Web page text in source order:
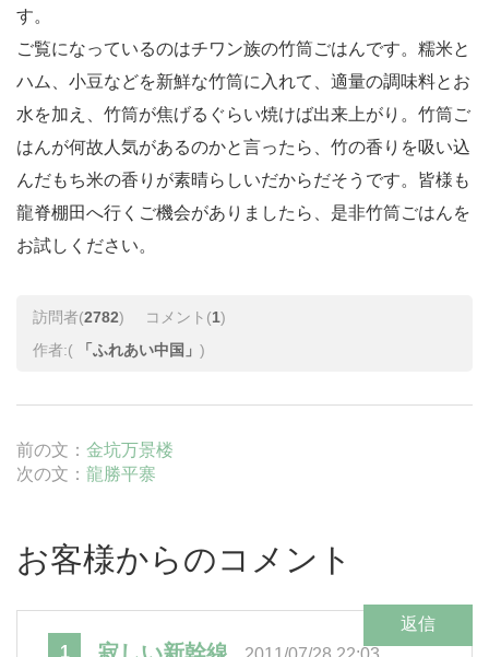
す。
ご覧になっているのはチワン族の竹筒ごはんです。糯米と
ハム、小豆などを新鮮な竹筒に入れて、適量の調味料とお
水を加え、竹筒が焦げるぐらい焼けば出来上がり。竹筒ご
はんが何故人気があるのかと言ったら、竹の香りを吸い込
んだもち米の香りが素晴らしいだからだそうです。皆様も
龍脊棚田へ行くご機会がありましたら、是非竹筒ごはんを
お試しください。
訪問者(2782) コメント(1)
作者:( 「ふれあい中国」 )
前の文： 金坑万景楼
次の文： 龍勝平寨
お客様からのコメント
1
返信